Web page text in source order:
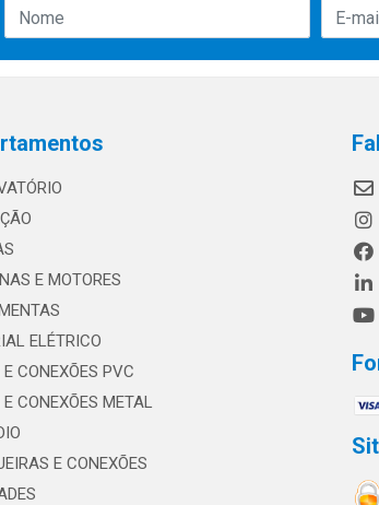
E MOTORES
ELÉTRICO
CONEXÕES PVC
CONEXÕES METAL
E CONEXÕES